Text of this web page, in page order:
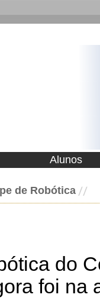
Alunos
de Robótica
do
foi na